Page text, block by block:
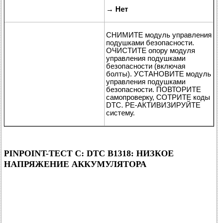
→ Нет
СНИМИТЕ модуль управления
подушками безопасности.
ОЧИСТИТЕ опору модуля
управления подушками
безопасности (включая
болты). УСТАНОВИТЕ модуль
управления подушками
безопасности. ПОВТОРИТЕ
самопроверку, СОТРИТЕ коды
DTC. РЕ-АКТИВИЗИРУЙТЕ
систему.
PINPOINT-ТЕСТ C: DTC B1318: НИЗКОЕ
НАПРЯЖЕНИЕ АККУМУЛЯТОРА